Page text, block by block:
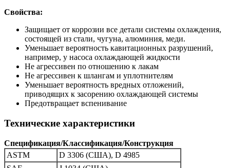
Свойства:
Защищает от коррозии все детали системы охлаждения,
состоящей из стали, чугуна, алюминия, меди.
Уменьшает вероятность кавитационных разрушений,
например, у насоса охлаждающей жидкости
Не агрессивен по отношению к лакам
Не агрессивен к шлангам и уплотнителям
Уменьшает вероятность вредных отложений,
приводящих к засорению охлаждающей системы
Предотвращает вспенивание
Технические характеристики
Спецификация/Классификация/Конструкция
ASTM
D 3306 (США), D 4985